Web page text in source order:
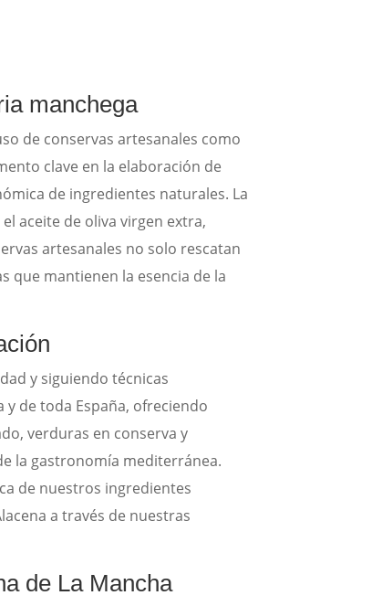
manchega
de conservas artesanales como
clave en la elaboración de
de ingredientes naturales. La
aceite de oliva virgen extra,
artesanales no solo rescatan
que mantienen la esencia de la
y siguiendo técnicas
de toda España, ofreciendo
verduras en conserva y
la gastronomía mediterránea.
de nuestros ingredientes
a través de nuestras
de La Mancha